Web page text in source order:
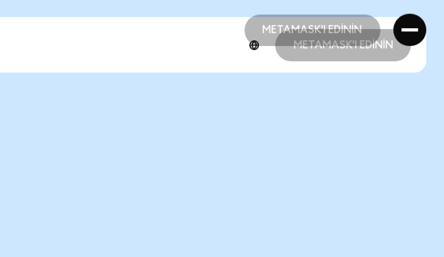
METAMASK'I EDİNİN
METAMASK'I EDİNİN
METAMASK'I EDİNİN